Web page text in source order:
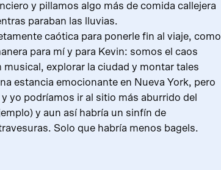
y pillamos algo más de comida callejera
paraban las lluvias.
caótica para ponerle fin al viaje, como
para mí y para Kevin: somos el caos
musical, explorar la ciudad y montar tales
estancia emocionante en Nueva York, pero
yo podríamos ir al sitio más aburrido del
y aun así habría un sinfín de
Solo que habría menos bagels.